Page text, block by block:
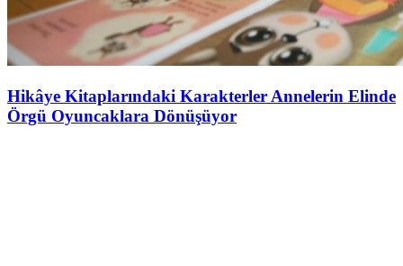
Hikâye Kitaplarındaki Karakterler Annelerin Elinde
Örgü Oyuncaklara Dönüşüyor